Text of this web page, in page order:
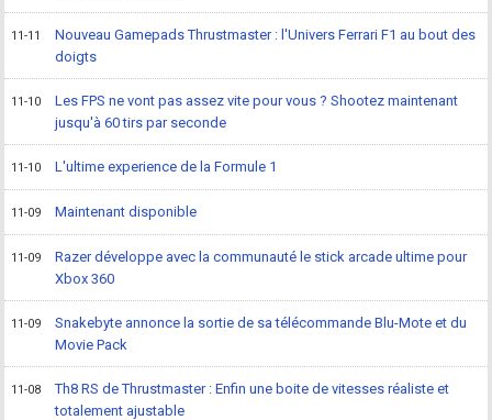
11-11
Nouveau Gamepads Thrustmaster : l'Univers Ferrari F1 au bout des
doigts
11-10
Les FPS ne vont pas assez vite pour vous ? Shootez maintenant
jusqu'à 60 tirs par seconde
11-10 L'ultime experience de la Formule 1
11-09 Maintenant disponible
11-09
Razer développe avec la communauté le stick arcade ultime pour
Xbox 360
11-09
Snakebyte annonce la sortie de sa télécommande Blu-Mote et du
Movie Pack
11-08
Th8 RS de Thrustmaster : Enfin une boite de vitesses réaliste et
totalement ajustable